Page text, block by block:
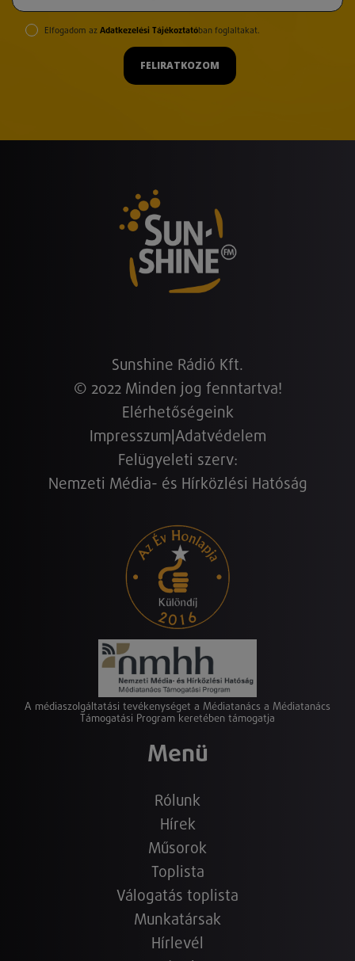
Elfogadom az Adatkezelési Tájékoztatóban foglaltakat.
FELIRATKOZOM
Sunshine Rádió Kft.
© 2022 Minden jog fenntartva!
Elérhetőségeink
Impresszum Adatvédelem
Felügyeleti szerv:
Nemzeti Média- és Hírközlési Hatóság
A médiaszolgáltatási tevékenységet a Médiatanács a Médiatanács
Támogatási Program keretében támogatja
Menü
Rólunk
Hírek
Műsorok
Toplista
Válogatás toplista
Munkatársak
Hírlevél